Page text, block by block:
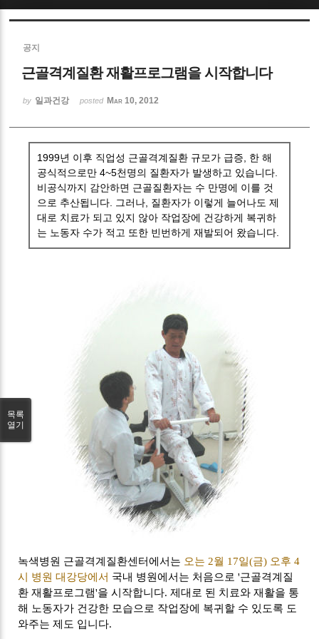
공지
근골격계질환 재활프로그램을 시작합니다
by 일과건강 posted Mar 10, 2012
1999년 이후 직업성 근골격계질환 규모가 급증, 한 해
공식적으로만 4~5천명의 질환자가 발생하고 있습니다.
비공식까지 감안하면 근골질환자는 수 만명에 이를 것
으로 추산됩니다. 그러나, 질환자가 이렇게 늘어나도 제
대로 치료가 되고 있지 않아 작업장에 건강하게 복귀하
는 노동자 수가 적고 또한 빈번하게 재발되어 왔습니다.
녹색병원 근골격계질환센터에서는 오는 2월 17일(금) 오후 4
시 병원 대강당에서 국내 병원에서는 처음으로 '근골격계질
환 재활프로그램'을 시작합니다. 제대로 된 치료와 재활을 통
해 노동자가 건강한 모습으로 작업장에 복귀할 수 있도록 도
와주는 제도 입니다.
목록
열기
Sketchbook5, 스케치북5
Sketchbook5, 스케치북5